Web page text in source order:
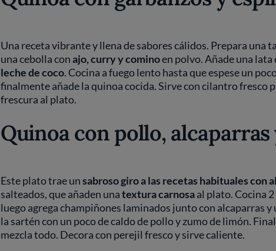
Una receta vibrante y llena de sabores cálidos. Prepara una
una cebolla conajo, curry y cominoen polvo. Añade una lata
leche de coco. Cocina a fuego lento hasta que espese un
finalmente añade la quinoa cocida. Sirve con cilantro fresco
frescura al plato.
Quinoa con pollo,
Este plato trae unsabroso giro a las recetas habituales con
salteados, que añaden unatextura carnosaal plato. Cocina
luego agrega champiñones laminados junto con alcaparras
la sartén con un poco de caldo de pollo y zumo de limón.
mezcla todo. Decora con perejil fresco y sirve caliente.